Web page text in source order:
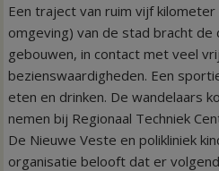
Een traject van ruim vijf
omgeving) van de stad bracht
gebouwen, in contact met veel
bezienswaardigheden. Een
eten en drinken. De wandelaars
nemen bij Regionaal Techniek
De Nieuwe Veste en polikliniek
organisatie belooft dat er